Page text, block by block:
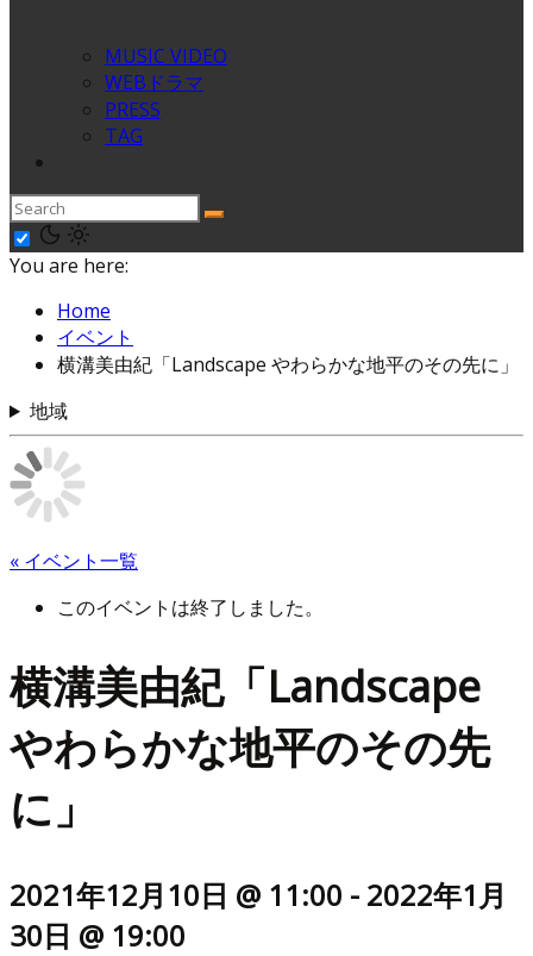
MUSIC VIDEO
WEBドラマ
PRESS
TAG
You are here:
Home
イベント
横溝美由紀「Landscape やわらかな地平のその先に」
地域
« イベント一覧
このイベントは終了しました。
横溝美由紀「Landscape
やわらかな地平のその先
に」
2021年12月10日 @ 11:00 - 2022年1月
30日 @ 19:00